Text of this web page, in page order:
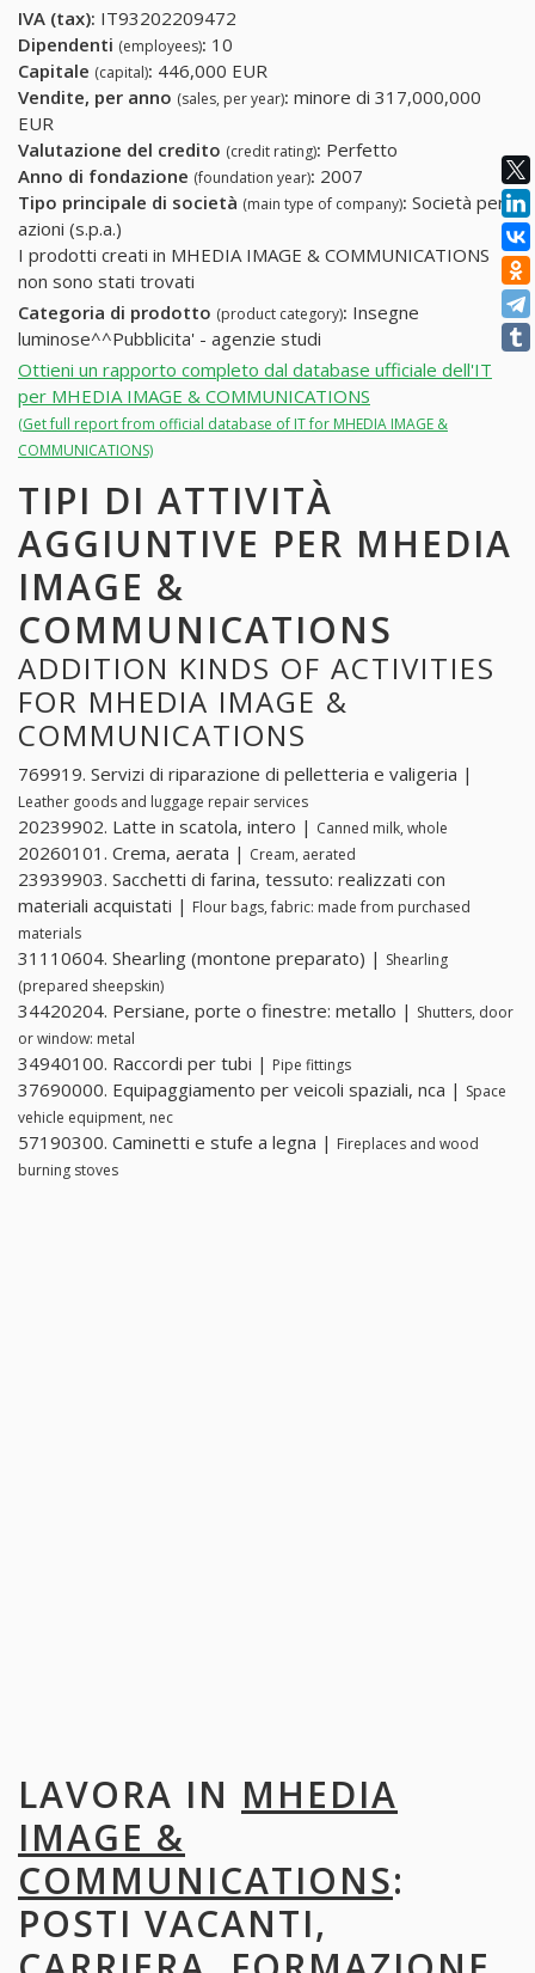
IVA (tax): IT93202209472
Dipendenti (employees): 10
Capitale (capital): 446,000 EUR
Vendite, per anno (sales, per year): minore di 317,000,000
EUR
Valutazione del credito (credit rating): Perfetto
Anno di fondazione (foundation year): 2007
Tipo principale di società (main type of company): Società per
azioni (s.p.a.)
I prodotti creati in MHEDIA IMAGE & COMMUNICATIONS
non sono stati trovati
Categoria di prodotto (product category): Insegne
luminose^^Pubblicita' - agenzie studi
Ottieni un rapporto completo dal database ufficiale dell'IT
per MHEDIA IMAGE & COMMUNICATIONS
(Get full report from official database of IT for MHEDIA IMAGE &
COMMUNICATIONS)
TIPI DI ATTIVITÀ
AGGIUNTIVE PER MHEDIA
IMAGE &
COMMUNICATIONS
ADDITION KINDS OF ACTIVITIES
FOR MHEDIA IMAGE &
COMMUNICATIONS
769919. Servizi di riparazione di pelletteria e valigeria |
Leather goods and luggage repair services
20239902. Latte in scatola, intero | Canned milk, whole
20260101. Crema, aerata | Cream, aerated
23939903. Sacchetti di farina, tessuto: realizzati con
materiali acquistati | Flour bags, fabric: made from purchased
materials
31110604. Shearling (montone preparato) | Shearling
(prepared sheepskin)
34420204. Persiane, porte o finestre: metallo | Shutters, door
or window: metal
34940100. Raccordi per tubi | Pipe fittings
37690000. Equipaggiamento per veicoli spaziali, nca | Space
vehicle equipment, nec
57190300. Caminetti e stufe a legna | Fireplaces and wood
burning stoves
LAVORA IN MHEDIA
IMAGE &
COMMUNICATIONS:
POSTI VACANTI,